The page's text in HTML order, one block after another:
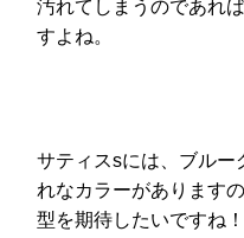
汚れてしまうのであれ
すよね。
サティスsには、ブルー
れなカラーがあります
型を期待したいですね！